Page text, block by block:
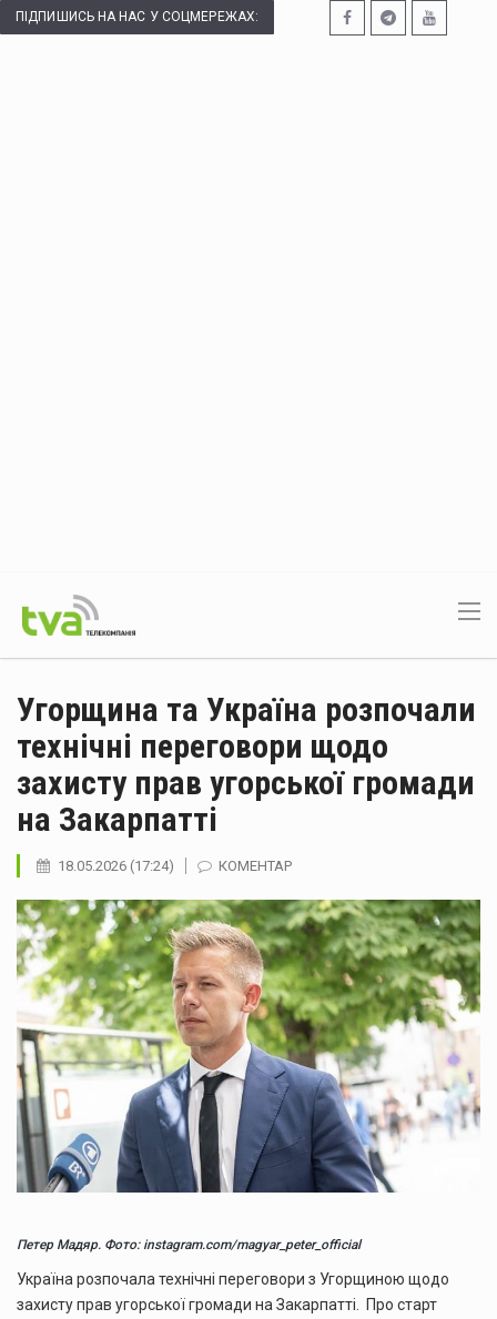
ПІДПИШИСЬ НА НАС У СОЦМЕРЕЖАХ:
Угорщина та Україна розпочали
технічні переговори щодо
захисту прав угорської громади
на Закарпатті
18.05.2026 (17:24) КОМЕНТАР
Петер Мадяр. Фото: instagram.com/magyar_peter_official
Україна розпочала технічні переговори з Угорщиною щодо
захисту прав угорської громади на Закарпатті. Про старт